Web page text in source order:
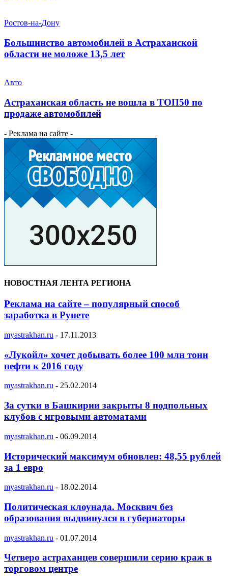
Ростов-на-Дону
Большинство автомобилей в Астраханской
области не моложе 13,5 лет
Авто
Астраханская область не вошла в ТОП50 по
продаже автомобилей
- Реклама на сайте -
НОВОСТНАЯ ЛЕНТА РЕГИОНА
Реклама на сайте – популярный способ
заработка в Рунете
myastrakhan.ru - 17.11.2013
«Лукойл» хочет добывать более 100 млн тонн
нефти к 2016 году
myastrakhan.ru - 25.02.2014
За сутки в Башкирии закрыты 8 подпольных
клубов с игровыми автоматами
myastrakhan.ru - 06.09.2014
Исторический максимум обновлен: 48,55 рублей
за 1 евро
myastrakhan.ru - 18.02.2014
Политическая клоунада. Москвич без
образования выдвинулся в губернаторы
myastrakhan.ru - 01.07.2014
Четверо астраханцев совершили серию краж в
торговом центре